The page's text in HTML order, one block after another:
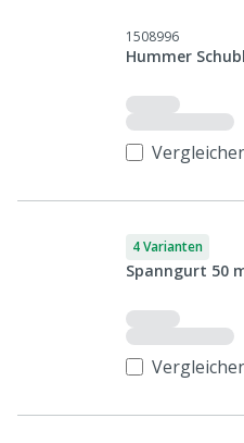
1508996
Hummer
4 Varianten
Spanngurt 50